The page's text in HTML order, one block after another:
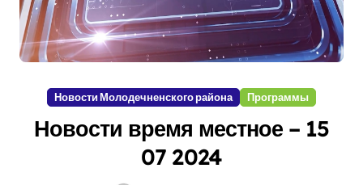
Новости Молодечненского района Программы
Новости время местное – 15
07 2024